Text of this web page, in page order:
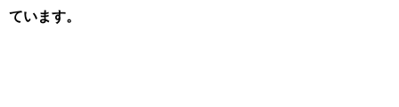
ています。